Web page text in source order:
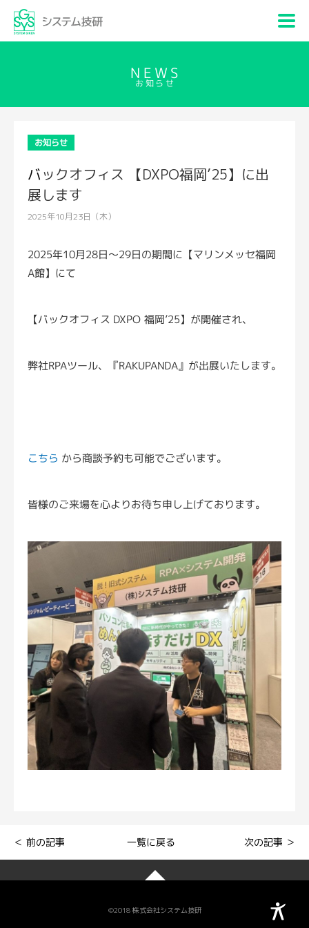
NEWS
お知らせ
お知らせ
バックオフィス 【DXPO福岡’25】に出
展します
2025年10月23日（木）
2025年10月28日～29日の期間に【マリンメッセ福岡
A館】にて
【バックオフィス DXPO 福岡’25】が開催され、
弊社RPAツール、『RAKUPANDA』が出展いたします。
こちら から商談予約も可能でございます。
皆様のご来場を心よりお待ち申し上げております。
＜ 前の記事 一覧に戻る 次の記事 ＞
©2018 株式会社システム技研